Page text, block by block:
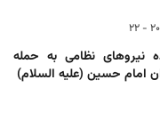
نیروهای نظامی به حمله
امام حسین (علیه السلام)